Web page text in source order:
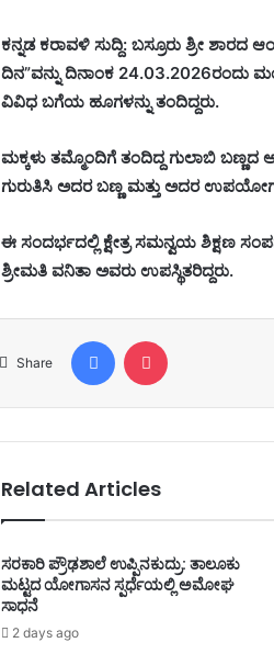
ಕನ್ನಡ ಕರಾವಳಿ ಸುದ್ದಿ: ಬಸ್ರೂರು ಶ್ರೀ
ದಿನ”ವನ್ನು ದಿನಾಂಕ 24.03.2026ರಂದು
ವಿವಿಧ ಬಗೆಯ ಹೂಗಳನ್ನು ತಂದಿದ್ದರು.
ಮಕ್ಕಳು ತಮ್ಮೊಂದಿಗೆ ತಂದಿದ್ದ ಗುಲಾಬಿ ಬಣ್ಣದ
ಗುರುತಿಸಿ ಅದರ ಬಣ್ಣ ಮತ್ತು ಅದರ
ಈ ಸಂದರ್ಭದಲ್ಲಿ ಕ್ಷೇತ್ರ ಸಮನ್ವಯ ಶಿಕ್ಷಣ
ಶ್ರೀಮತಿ ವನಿತಾ ಅವರು ಉಪಸ್ಥಿತರಿದ್ದರು.
Share
Facebook
Related Articles
ಸರಕಾರಿ ಪ್ರೌಢಶಾಲೆ ಉಪ್ಪಿನಕುದ್ರು: ತಾಲೂಕು
ಮಟ್ಟದ ಯೋಗಾಸನ ಸ್ಪರ್ಧೆಯಲ್ಲಿ ಅಮೋಘ
ಸಾಧನೆ
2 days ago